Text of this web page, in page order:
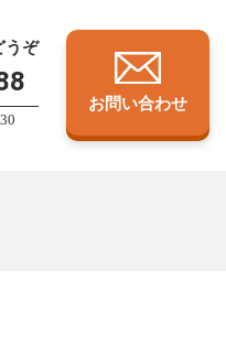
うぞ
お問い合わせ